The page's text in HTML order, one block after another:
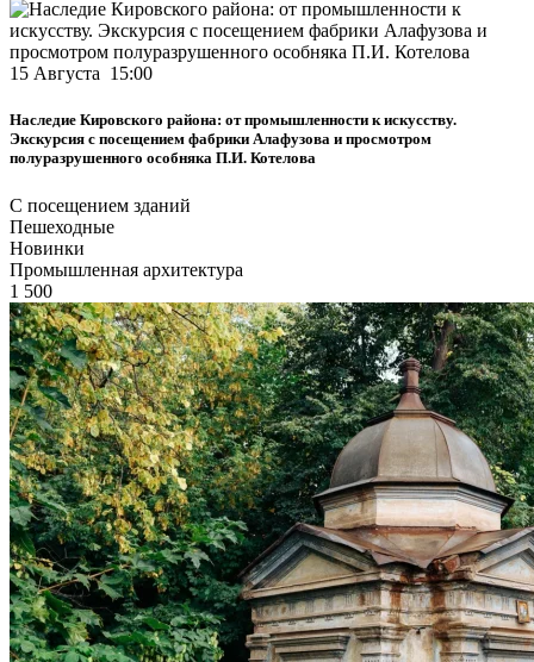
15 Августа 15:00
Наследие Кировского района: от промышленности к искусству.
Экскурсия с посещением фабрики Алафузова и просмотром
полуразрушенного особняка П.И. Котелова
С посещением зданий
Пешеходные
Новинки
Промышленная архитектура
1 500